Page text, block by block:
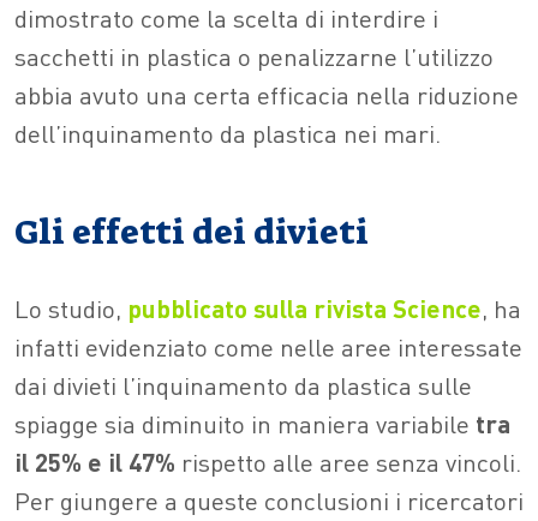
dimostrato come la scelta di interdire i
sacchetti in plastica o penalizzarne l’utilizzo
abbia avuto una certa efficacia nella riduzione
dell’inquinamento da plastica nei mari.
Gli effetti dei divieti
Lo studio, pubblicato sulla rivista Science, ha
infatti evidenziato come nelle aree interessate
dai divieti l’inquinamento da plastica sulle
spiagge sia diminuito in maniera variabile tra
il 25% e il 47% rispetto alle aree senza vincoli.
Per giungere a queste conclusioni i ricercatori